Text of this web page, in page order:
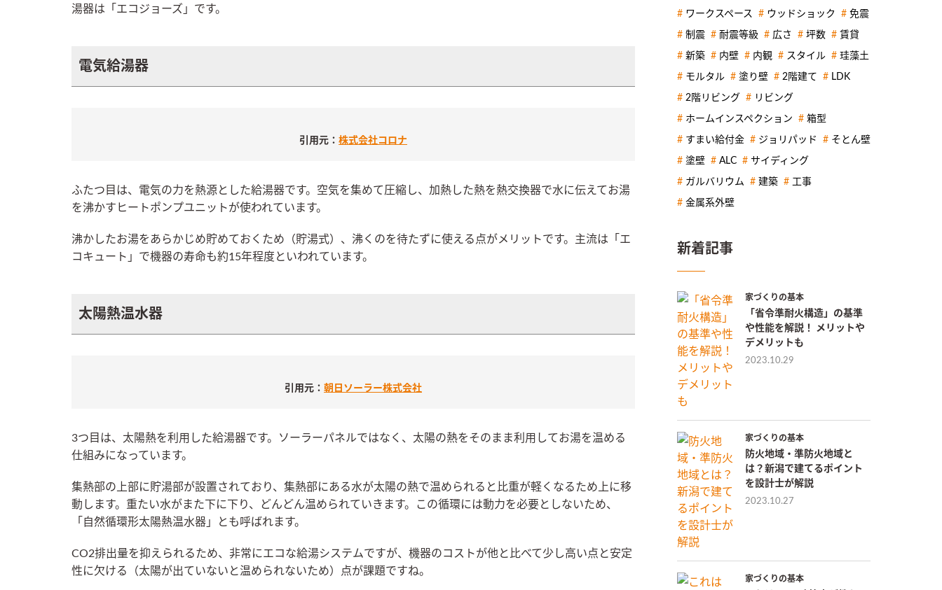
湯器は「エコジョーズ」です。
電気給湯器
引用元： 株式会社コロナ
ふたつ目は、電気の力を熱源とした給湯器です。空気を集めて圧縮し、加熱した熱を熱交換器で水に伝えてお湯
を沸かすヒートポンプユニットが使われています。
沸かしたお湯をあらかじめ貯めておくため（貯湯式）、沸くのを待たずに使える点がメリットです。主流は「エ
コキュート」で機器の寿命も約15年程度といわれています。
太陽熱温水器
引用元： 朝日ソーラー株式会社
3つ目は、太陽熱を利用した給湯器です。ソーラーパネルではなく、太陽の熱をそのまま利用してお湯を温める
仕組みになっています。
集熱部の上部に貯湯部が設置されており、集熱部にある水が太陽の熱で温められると比重が軽くなるため上に移
動します。重たい水がまた下に下り、どんどん温められていきます。この循環には動力を必要としないため、
「自然循環形太陽熱温水器」とも呼ばれます。
CO2排出量を抑えられるため、非常にエコな給湯システムですが、機器のコストが他と比べて少し高い点と安定
性に欠ける（太陽が出ていないと温められないため）点が課題ですね。
ワークスペース ウッドショック 免震
制震 耐震等級 広さ 坪数 賃貸
新築 内壁 内観 スタイル 珪藻土
モルタル 塗り壁 2階建て LDK
2階リビング リビング
ホームインスペクション 箱型
すまい給付金 ジョリパッド そとん壁
塗壁 ALC サイディング
ガルバリウム 建築 工事
金属系外壁
新着記事
家づくりの基本
「省令準耐火構造」の基準
や性能を解説！ メリットや
デメリットも
2023.10.29
家づくりの基本
防火地域・準防火地域と
は？新潟で建てるポイント
を設計士が解説
2023.10.27
家づくりの基本